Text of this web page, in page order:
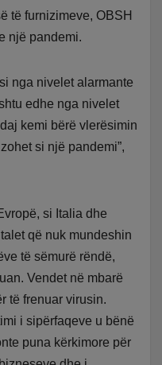
të furnizimeve, OBSH
një pandemi.
nga nivelet alarmante
edhe nga nivelet
kemi bërë vlerësimin
si një pandemi”,
si Italia dhe
që nuk mundeshin
të sëmurë rëndë,
Vendet në mbarë
të frenuar virusin.
i sipërfaqeve u bënë
puna kërkimore për